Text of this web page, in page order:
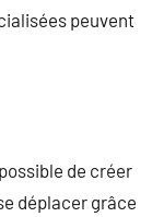
peuvent
de créer
déplacer grâce